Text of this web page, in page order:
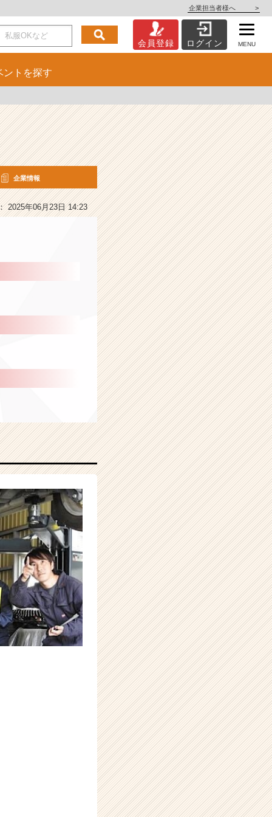
企業担当者様へ >
会員登録 ログイン MENU
ント を探す
企業情報
2025年06月23日 14:23